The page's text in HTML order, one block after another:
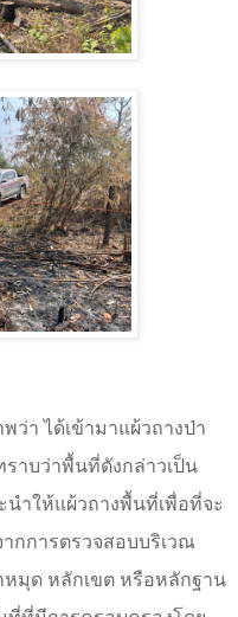
ว่า ได้เข้ามาแผ้วถางป่า
าบว่าพื้นที่ดังกล่าวเป็น
ำให้แผ้วถางพื้นที่เพื่อที่จะ
ากการตรวจสอบบริเวณ
มุด หลักเขต หรือหลักฐาน